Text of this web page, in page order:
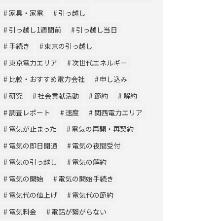
家具・家電
引っ越し
引っ越し1週間前
引っ越し当日
手続き
東京の引っ越し
東京電力エリア
次世代エネルギー
比較・おすすめ電力会社
申し込み
研究
社会貢献活動 節約
解約
調査レポート
速度
関西電力エリア
電気が止まった
電気の再開・再契約
電気の即日開通
電気の夜間受付
電気の引っ越し
電気の解約
電気の開始
電気の開始手続き
電気代の値上げ
電気代の節約
電気料金
電話が繋がらない